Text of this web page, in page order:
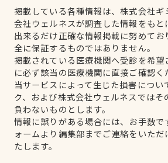
掲載している各種情報は、株式会社ギ
会社ウェルネスが調査した情報をもと
出来るだけ正確な情報掲載に努めて
全に保証するものではありません。
掲載されている医療機関へ受診を希
に必ず該当の医療機関に直接ご確認く
当サービスによって生じた損害につい
ク、および株式会社ウェルネスではそ
負わないものとします。
情報に誤りがある場合には、お手数で
ォームより編集部までご連絡をいただ
たします。